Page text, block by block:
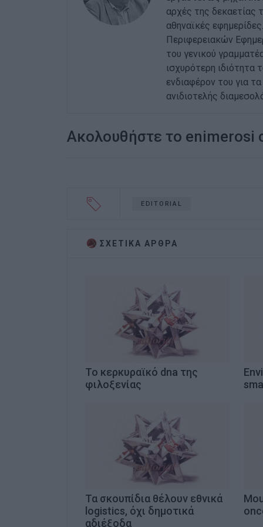
αρχές της δεκαετίας
αθηναϊκές
Περιφερειακών
του γενικού
ισχυρότερη ιδιότητα
ενδιαφέρον του για
ανιδιοτελής
Ακολουθήστε το enimerosi
EDITORIAL
ΣΧΕΤΙΚA AΡΘΡΑ
Το κερκυραϊκό dna της
φιλοξενίας
Τα σκουπίδια θέλουν εθνικά
logistics, όχι δημοτικά
αδιέξοδα